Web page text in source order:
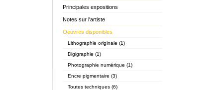
Principales expositions
Notes sur l'artiste
Oeuvres disponibles
Lithographie originale (1)
Digigraphie (1)
Photographie numérique (1)
Encre pigmentaire (3)
Toutes techniques (6)